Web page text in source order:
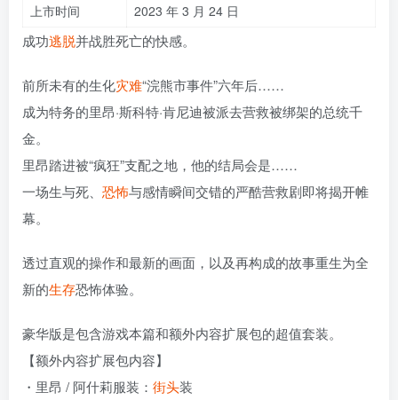
上市时间
2023 年 3 月 24 日
成功逃脱并战胜死亡的快感。
前所未有的生化灾难“浣熊市事件”六年后……
成为特务的里昂·斯科特·肯尼迪被派去营救被绑架的总统千
金。
里昂踏进被“疯狂”支配之地，他的结局会是……
一场生与死、 恐怖与感情瞬间交错的严酷营救剧即将揭开帷
幕。
透过直观的操作和最新的画面，以及再构成的故事重生为全
新的生存恐怖体验。
豪华版是包含游戏本篇和额外内容扩展包的超值套装。
【额外内容扩展包内容】
・里昂 / 阿什莉服装： 街头装